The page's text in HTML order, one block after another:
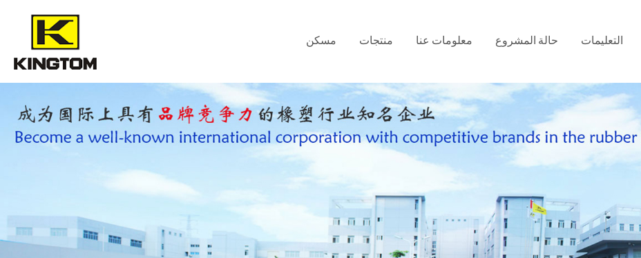
مسكن منتجات معلومات عنا حالة المشروع التعليمات